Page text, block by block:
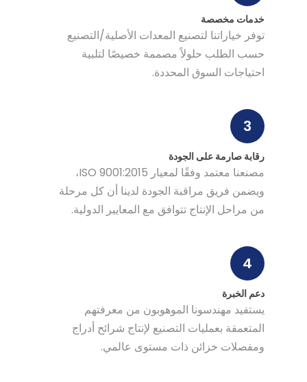
خدمات مخصصة
توفر خياراتنا لتصنيع المعدات الأصلية/التصنيع
حسب الطلب حلولاً مصممة خصيصًا لتلبية
احتياجات السوق المحددة.
3
رقابة صارمة على الجودة
مصنعنا معتمد وفقًا لمعيار ISO 9001:2015،
ويضمن فريق مراقبة الجودة لدينا أن كل مرحلة
من مراحل الإنتاج تتوافق مع المعايير الدولية.
4
دعم الخبرة
يستفيد مهندسونا الموهوبون من معرفتهم
المتعمقة بعمليات التصنيع لإنتاج شرائح أدراج
ومفصلات خزائن ذات مستوى عالمي.